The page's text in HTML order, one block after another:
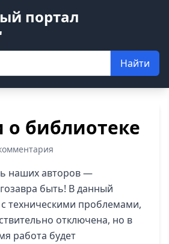
портал
Найти
о библиотеке
наших авторов —
быть! В данный
техническими проблемами,
отключена, но в
работа будет